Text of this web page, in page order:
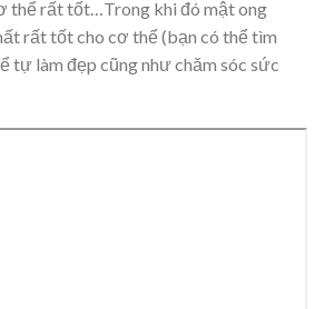
thể rất tốt…Trong khi đó mật ong
rất tốt cho cơ thể (bạn có thể tìm
tự làm đẹp cũng như chăm sóc sức